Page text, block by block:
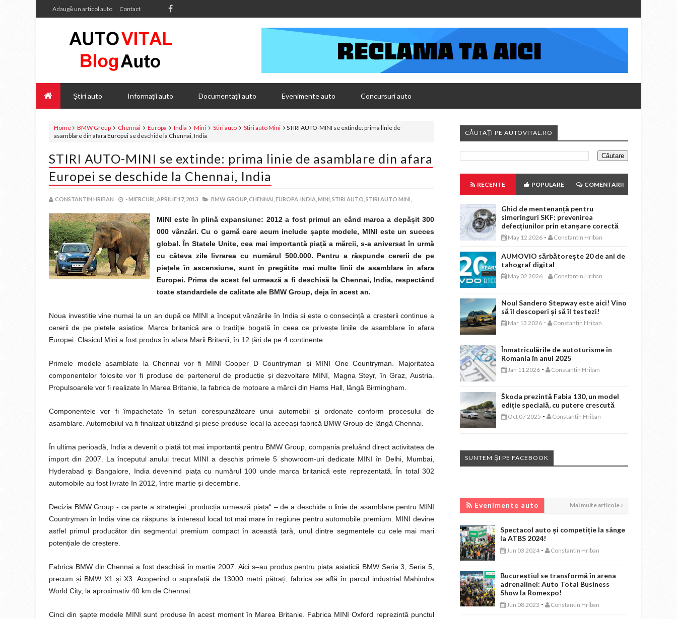
Adaugă un articol auto Contact
Știri auto Informații auto Documentații auto Evenimente auto Concursuri auto
Home BMW Group Chennai Europa India Mini Stiri auto Stiri auto Mini
STIRI AUTO-MINI se extinde: prima linie de
asamblare din afara Europei se deschide la Chennai, India
STIRI AUTO-MINI se extinde: prima linie de asamblare din afara
Europei se deschide la Chennai, India
CONSTANTIN HRIBAN -MIERCURI, APRILIE 17, 2013 BMW GROUP, CHENNAI, EUROPA, INDIA, MINI, STIRI AUTO, STIRI AUTO MINI,
MINI este în plină expansiune: 2012 a fost primul an când marca a depășit 300
000 vânzări. Cu o gamă care acum include șapte modele, MINI este un succes
global. În Statele Unite, cea mai importantă piață a mărcii, s-a aniversat în urmă
cu câteva zile livrarea cu numărul 500.000. Pentru a răspunde cererii de pe
piețele în ascensiune, sunt în pregătite mai multe linii de asamblare în afara
Europei. Prima de acest fel urmează a fi deschisă la Chennai, India, respectând
toate standardele de calitate ale BMW Group, deja în acest an.
Noua investiție vine numai la un an după ce MINI a început vânzările în India și este o consecință a creșterii continue a
cererii de pe piețele asiatice. Marca britanică are o tradiție bogată în ceea ce privește liniile de asamblare în afara
Europei. Clasicul Mini a fost produs în afara Marii Britanii, în 12 țări de pe 4 continente.
Primele modele asamblate la Chennai vor fi MINI Cooper D Countryman și MINI One Countryman. Majoritatea
componentelor folosite vor fi produse de partenerul de producție și dezvoltare MINI, Magna Steyr, în Graz, Austria.
Propulsoarele vor fi realizate în Marea Britanie, la fabrica de motoare a mărcii din Hams Hall, lângă Birmingham.
Componentele vor fi împachetate în seturi corespunzătoare unui automobil și ordonate conform procesului de
asamblare. Automobilul va fi finalizat utilizând și piese produse local la aceeași fabrică BMW Group de lângă Chennai.
În ultima perioadă, India a devenit o piață tot mai importantă pentru BMW Group, compania preluând direct activitatea de
import din 2007. La începutul anului trecut MINI a deschis primele 5 showroom-uri dedicate MINI în Delhi, Mumbai,
Hyderabad și Bangalore, India devenind piața cu numărul 100 unde marca britanică este reprezentată. În total 302
automobile au fost livrate în 2012, între martie și decembrie.
Decizia BMW Group - ca parte a strategiei „producția urmează piața“ – de a deschide o linie de asamblare pentru MINI
Countryman în India vine ca răspuns la interesul local tot mai mare în regiune pentru automobile premium. MINI devine
astfel primul producător din segmentul premium compact în această țară, unul dintre segmentele cu cele mai mari
potențiale de creștere.
Fabrica BMW din Chennai a fost deschisă în martie 2007. Aici s–au produs pentru piața asiatică BMW Seria 3, Seria 5,
precum și BMW X1 și X3. Acoperind o suprafață de 13000 metri pătrați, fabrica se află în parcul industrial Mahindra
World City, la aproximativ 40 km de Chennai.
Cinci din șapte modele MINI sunt produse în acest moment în Marea Britanie. Fabrica MINI Oxford reprezintă punctul
CĂUTAȚI PE AUTOVITAL.RO
RECENTE POPULARE COMENTARII
Ghid de mentenanță pentru
simeringuri SKF: prevenirea
defecțiunilor prin etanșare corectă
May 12 2026 - Constantin Hriban
AUMOVIO sărbătorește 20 de ani de
tahograf digital
May 02 2026 - Constantin Hriban
Noul Sandero Stepway este aici! Vino
să îl descoperi și să îl testezi!
Mar 13 2026 - Constantin Hriban
Înmatriculările de autoturisme în
Romania în anul 2025
Jan 11 2026 - Constantin Hriban
Škoda prezintă Fabia 130, un model
ediție specială, cu putere crescută
Oct 07 2025 - Constantin Hriban
SUNTEM ȘI PE FACEBOOK
Evenimente auto Mai multe articole
Spectacol auto și competiție la sânge
la ATBS 2024!
Jun 03 2024 - Constantin Hriban
Bucureștiul se transformă în arena
adrenalinei: Auto Total Business
Show la Romexpo!
Jun 08 2023 - Constantin Hriban